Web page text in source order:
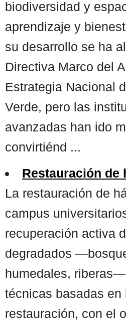
biodiversidad y
aprendizaje y
su desarrollo se ha
Directiva Marco del
Estrategia Nacional
Verde, pero las
avanzadas han ido
convirtiénd ...
Restauración de
La restauración de
campus
recuperación activa
degradados
humedales,
técnicas basadas
restauración, con el